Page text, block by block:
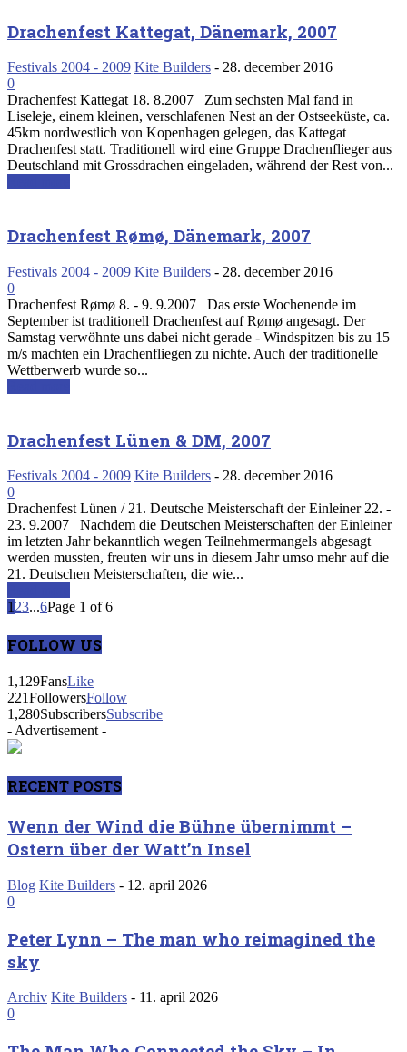
Drachenfest Kattegat, Dänemark, 2007
Festivals 2004 - 2009 Kite Builders - 28. december 2016
0
Drachenfest Kattegat 18. 8.2007 Zum sechsten Mal fand in
Liseleje, einem kleinen, verschlafenen Nest an der Ostseeküste, ca.
45km nordwestlich von Kopenhagen gelegen, das Kattegat
Drachenfest statt. Traditionell wird eine Gruppe Drachenflieger aus
Deutschland mit Grossdrachen eingeladen, während der Rest von...
Drachenfest Rømø, Dänemark, 2007
Festivals 2004 - 2009 Kite Builders - 28. december 2016
0
Drachenfest Rømø 8. - 9. 9.2007 Das erste Wochenende im
September ist traditionell Drachenfest auf Rømø angesagt. Der
Samstag verwöhnte uns dabei nicht gerade - Windspitzen bis zu 15
m/s machten ein Drachenfliegen zu nichte. Auch der traditionelle
Wettberwerb wurde so...
Drachenfest Lünen & DM, 2007
Festivals 2004 - 2009 Kite Builders - 28. december 2016
0
Drachenfest Lünen / 21. Deutsche Meisterschaft der Einleiner 22. -
23. 9.2007 Nachdem die Deutschen Meisterschaften der Einleiner
im letzten Jahr bekanntlich wegen Teilnehmermangels abgesagt
werden mussten, freuten wir uns in diesem Jahr umso mehr auf die
21. Deutschen Meisterschaften, die wie...
1 23...6Page 1 of 6
FOLLOW US
1,129FansLike
221FollowersFollow
1,280SubscribersSubscribe
- Advertisement -
RECENT POSTS
Wenn der Wind die Bühne übernimmt –
Ostern über der Watt’n Insel
Blog Kite Builders - 12. april 2026
0
Peter Lynn – The man who reimagined the
sky
Archiv Kite Builders - 11. april 2026
0